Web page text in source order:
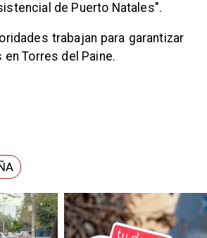
de Puerto Natales".
trabajan para garantizar
Torres del Paine.